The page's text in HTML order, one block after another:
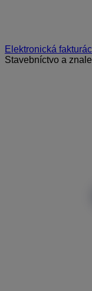
Elektronická
Stavebníctvo a